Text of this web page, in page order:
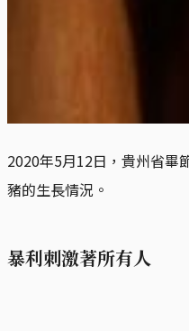
2020年5月12日，貴州省畢
豬的生長情況。
暴利刺激著所有人